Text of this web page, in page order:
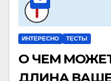
ИНТЕРЕСНО ТЕСТЫ
О ЧЕМ